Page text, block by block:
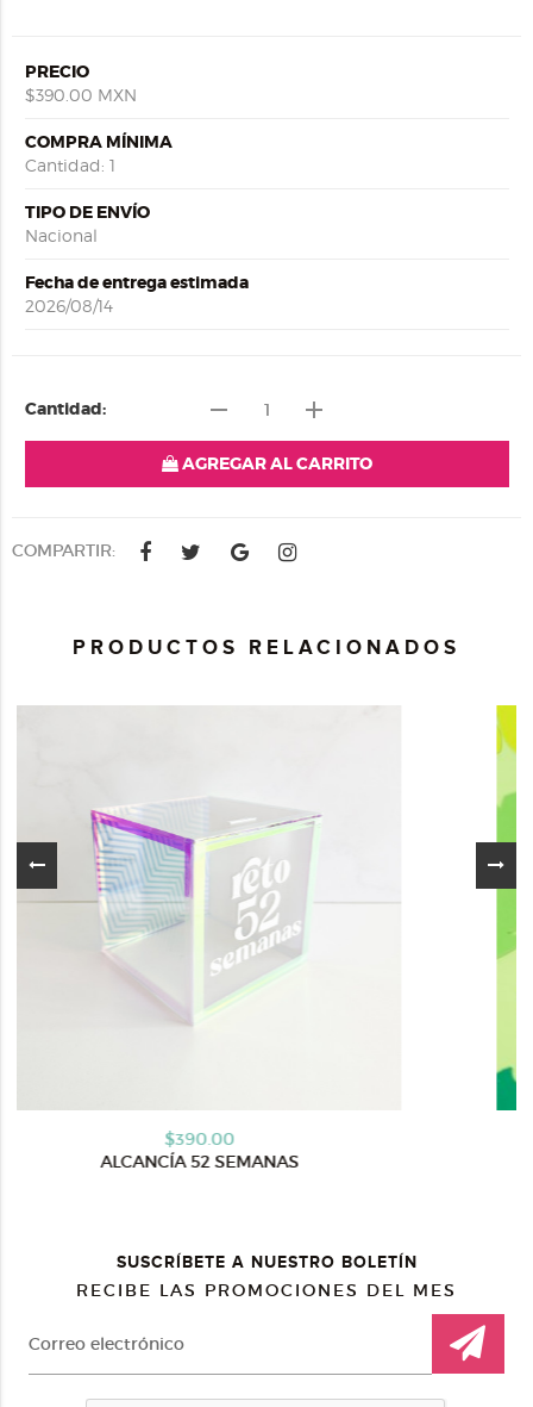
PRECIO
$390.00 MXN
COMPRA MÍNIMA
Cantidad: 1
TIPO DE ENVÍO
Nacional
Fecha de entrega estimada
2026/08/14
Cantidad: remove add
AGREGAR AL CARRITO
COMPARTIR:
PRODUCTOS RELACIONADOS
ALCANCÍA BOX AHORRANDO
SUSCRÍBETE A NUESTRO BOLETÍN
RECIBE LAS PROMOCIONES DEL MES